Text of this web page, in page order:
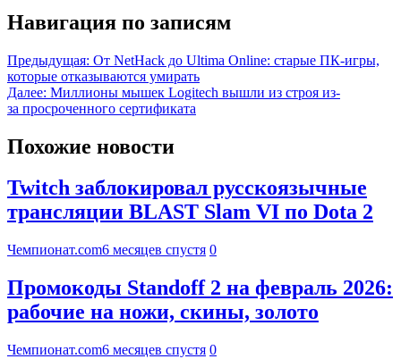
Навигация по записям
Предыдущая: От NetHack до Ultima Online: старые ПК-игры,
которые отказываются умирать
Далее: Миллионы мышек Logitech вышли из строя из-
за просроченного сертификата
Похожие новости
Twitch заблокировал русскоязычные
трансляции BLAST Slam VI по Dota 2
Чемпионат.com6 месяцев спустя 0
Промокоды Standoff 2 на февраль 2026:
рабочие на ножи, скины, золото
Чемпионат.com6 месяцев спустя 0